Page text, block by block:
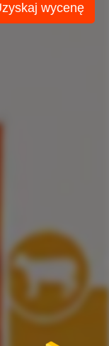
wycenę